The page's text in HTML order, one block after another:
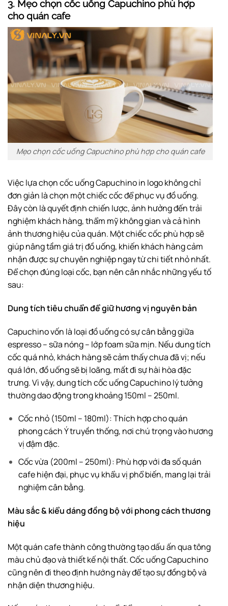
3. Mẹo chọn cốc uống Capuchino phù hợp
cho quán cafe
Mẹo chọn cốc uống Capuchino phù hợp cho quán cafe
Việc lựa chọn cốc uống Capuchino in logo không chỉ
đơn giản là chọn một chiếc cốc để phục vụ đồ uống.
Đây còn là quyết định chiến lược, ảnh hưởng đến trải
nghiệm khách hàng, thẩm mỹ không gian và cả hình
ảnh thương hiệu của quán. Một chiếc cốc phù hợp sẽ
giúp nâng tầm giá trị đồ uống, khiến khách hàng cảm
nhận được sự chuyên nghiệp ngay từ chi tiết nhỏ nhất.
Để chọn đúng loại cốc, bạn nên cân nhắc những yếu tố
sau:
Dung tích tiêu chuẩn để giữ hương vị nguyên bản
Capuchino vốn là loại đồ uống có sự cân bằng giữa
espresso – sữa nóng – lớp foam sữa mịn. Nếu dung tích
cốc quá nhỏ, khách hàng sẽ cảm thấy chưa đã vị; nếu
quá lớn, đồ uống sẽ bị loãng, mất đi sự hài hòa đặc
trưng. Vì vậy, dung tích cốc uống Capuchino lý tưởng
thường dao động trong khoảng 150ml – 250ml.
Cốc nhỏ (150ml – 180ml): Thích hợp cho quán
phong cách Ý truyền thống, nơi chú trọng vào hương
vị đậm đặc.
Cốc vừa (200ml – 250ml): Phù hợp với đa số quán
cafe hiện đại, phục vụ khẩu vị phổ biến, mang lại trải
nghiệm cân bằng.
Màu sắc & kiểu dáng đồng bộ với phong cách thương
hiệu
Một quán cafe thành công thường tạo dấu ấn qua tông
màu chủ đạo và thiết kế nội thất. Cốc uống Capuchino
cũng nên đi theo định hướng này để tạo sự đồng bộ và
nhận diện thương hiệu.